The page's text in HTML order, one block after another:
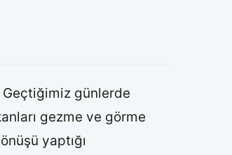
Geçtiğimiz günlerde
gezme ve görme
yaptığı